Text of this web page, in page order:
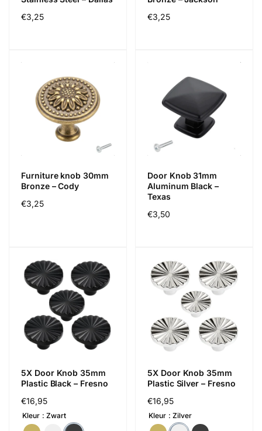
Regular
€3,25
Regular
€3,25
Furniture knob 30mm
Bronze – Cody
Regular
€3,25
Door Knob 31mm
Aluminum Black –
Texas
Regular
€3,50
5X Door Knob 35mm
Plastic Black – Fresno
Regular
price
€16,95
Kleur Zwart
5X Door Knob 35mm
Plastic Silver – Fresno
Regular
price
€16,95
Kleur Zilver